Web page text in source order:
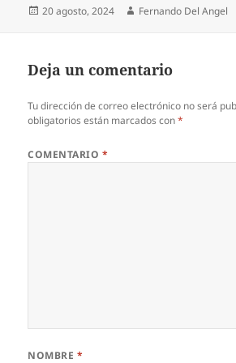
Publicado
20 agosto, 2024 Autor
Fernando Del Angel
Deja un comentario
Tu dirección de correo electrónico no será
obligatorios están marcados con*
COMENTARIO *
NOMBRE *